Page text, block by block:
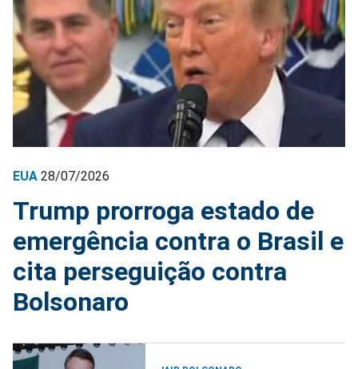
EUA 28/07/2026
Trump prorroga estado de
emergência contra o Brasil e
cita perseguição contra
Bolsonaro